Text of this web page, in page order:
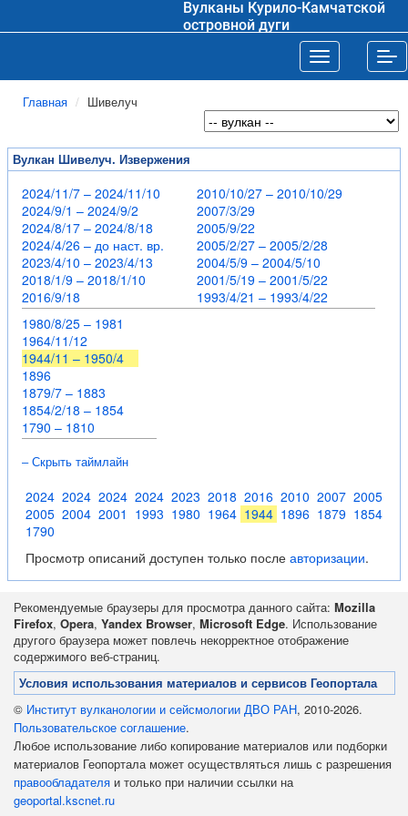
Вулканы Курило-Камчатской
островной дуги
Toggle
Главная Шивелуч
Вулкан Шивелуч. Извержения
2024/11/7 – 2024/11/10
2024/9/1 – 2024/9/2
2024/8/17 – 2024/8/18
2024/4/26 – до наст. вр.
2023/4/10 – 2023/4/13
2018/1/9 – 2018/1/10
2016/9/18
2010/10/27 – 2010/10/29
2007/3/29
2005/9/22
2005/2/27 – 2005/2/28
2004/5/9 – 2004/5/10
2001/5/19 – 2001/5/22
1993/4/21 – 1993/4/22
1980/8/25 – 1981
1964/11/12
1944/11 – 1950/4
1896
1879/7 – 1883
1854/2/18 – 1854
1790 – 1810
– Скрыть таймлайн
2024 2024 2024 2024 2023 2018 2016 2010 2007 2005
2005 2004 2001 1993 1980 1964 1944 1896 1879 1854
1790
Просмотр описаний доступен только после авторизации.
Рекомендуемые браузеры для просмотра данного сайта: Mozilla
Firefox, Opera, Yandex Browser, Microsoft Edge. Использование
другого браузера может повлечь некорректное отображение
содержимого веб-страниц.
Условия использования материалов и сервисов Геопортала
© Институт вулканологии и сейсмологии ДВО РАН, 2010-2026.
Пользовательское соглашение.
Любое использование либо копирование материалов или подборки
материалов Геопортала может осуществляться лишь с разрешения
правообладателя и только при наличии ссылки на
geoportal.kscnet.ru